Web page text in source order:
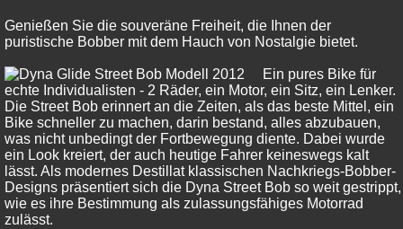
Genießen Sie die souveräne Freiheit, die Ihnen der
puristische Bobber mit dem Hauch von Nostalgie bietet.
Ein pures Bike für
echte Individualisten - 2 Räder, ein Motor, ein Sitz, ein Lenker.
Die Street Bob erinnert an die Zeiten, als das beste Mittel, ein
Bike schneller zu machen, darin bestand, alles abzubauen,
was nicht unbedingt der Fortbewegung diente. Dabei wurde
ein Look kreiert, der auch heutige Fahrer keineswegs kalt
lässt. Als modernes Destillat klassischen Nachkriegs-Bobber-
Designs präsentiert sich die Dyna Street Bob so weit gestrippt,
wie es ihre Bestimmung als zulassungsfähiges Motorrad
zulässt.